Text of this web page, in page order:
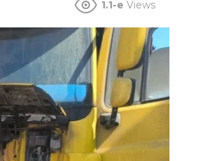
1.1-e Views